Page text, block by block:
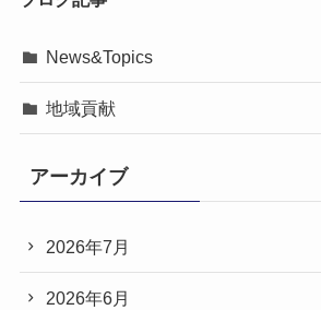
News&Topics
地域貢献
アーカイブ
2026年7月
2026年6月